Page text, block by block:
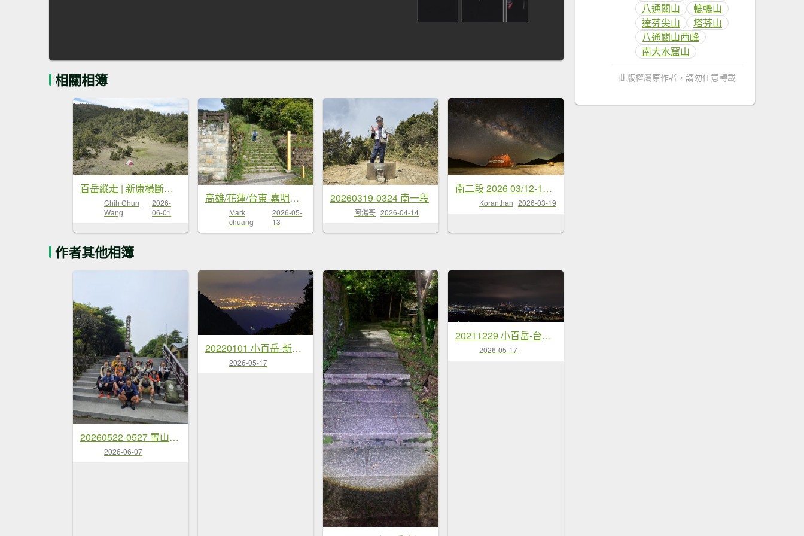
相關相簿
百岳縱走 | 新康橫斷出瓦拉米
Chih Chun
Wang
2026-
06-01
高雄/花蓮/台東-嘉明湖-向陽山-三叉山
Mark
chuang
2026-05-
13
20260319-0324 南一段
阿湯哥 2026-04-14
南二段 2026 03/12-17 六天五夜
Koranthan 2026-03-19
作者其他相簿
20260522-0527 雪山西稜逆行
2026-06-07
20220101 小百岳-新北五股觀音山
2026-05-17
20211229 小百岳-台北劍潭山
2026-05-17
八通關山
轆轆山
達芬尖山
塔芬山
八通關山西峰
南大水窟山
此版權屬原作者，請勿任意轉載